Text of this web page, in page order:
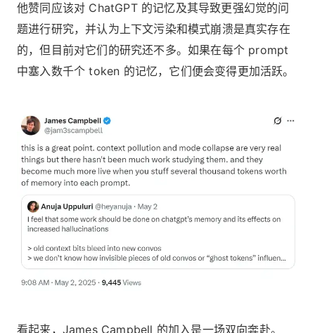
他赞同应该对 ChatGPT 的记忆及其导致更强幻觉的问
题进行研究，并认为上下文污染和模式崩溃是真实存在
的，但目前对它们的研究还不多。如果在每个 prompt
中塞入数千个 token 的记忆，它们便会变得更加活跃。
看起来，James Campbell 的加入是一场双向奔赴。